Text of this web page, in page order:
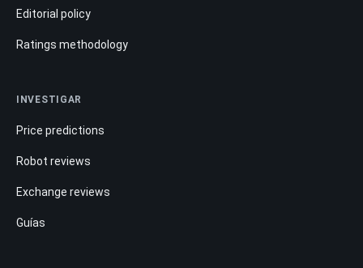
Editorial policy
Ratings methodology
INVESTIGAR
Price predictions
Robot reviews
Exchange reviews
Guías